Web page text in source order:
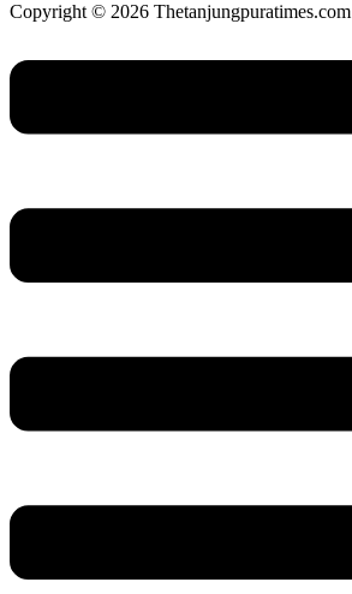
Copyright © 2026 Thetanjungpuratimes.com